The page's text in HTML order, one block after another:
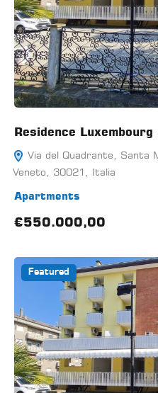
Residence
Via del Quadrante, Santa
Veneto, 30021, Italia
Apartments
€550.000,00
Featured